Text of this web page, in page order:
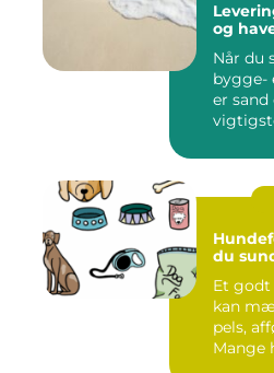
og
Når du
bygge-
er sand
Hundefoder
du
Et godt
kan
pels,
Mange